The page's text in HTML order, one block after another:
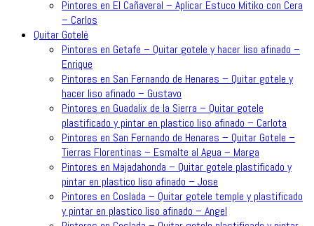
Pintores en El Cañaveral – Aplicar Estuco Mitiko con Cera
– Carlos
Quitar Gotelé
Pintores en Getafe – Quitar gotele y hacer liso afinado –
Enrique
Pintores en San Fernando de Henares – Quitar gotele y
hacer liso afinado – Gustavo
Pintores en Guadalix de la Sierra – Quitar gotele
plastificado y pintar en plastico liso afinado – Carlota
Pintores en San Fernando de Henares – Quitar Gotele –
Tierras Florentinas – Esmalte al Agua – Marga
Pintores en Majadahonda – Quitar gotele plastificado y
pintar en plastico liso afinado – Jose
Pintores en Coslada – Quitar gotele temple y plastificado
y pintar en plastico liso afinado – Angel